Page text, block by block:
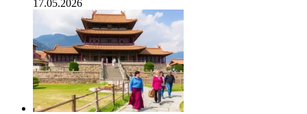
17.05.2026